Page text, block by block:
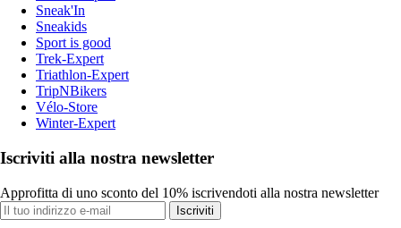
Sneak'In
Sneakids
Sport is good
Trek-Expert
Triathlon-Expert
TripNBikers
Vélo-Store
Winter-Expert
Iscriviti alla nostra newsletter
Approfitta di uno sconto del 10% iscrivendoti alla nostra newsletter
Iscriviti